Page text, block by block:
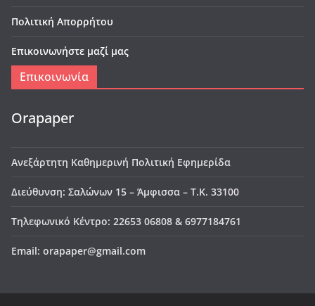
Πολιτική Απορρήτου
Επικοινωνήστε μαζί μας
Επικοινωνία
Orapaper
Ανεξάρτητη Καθημερινή Πολιτική Εφημερίδα
Διεύθυνση: Σαλώνων 15 – Άμφισσα – Τ.Κ. 33100
Τηλεφωνικό Κέντρο: 22653 06808 & 6977184761
Email: orapaper@gmail.com